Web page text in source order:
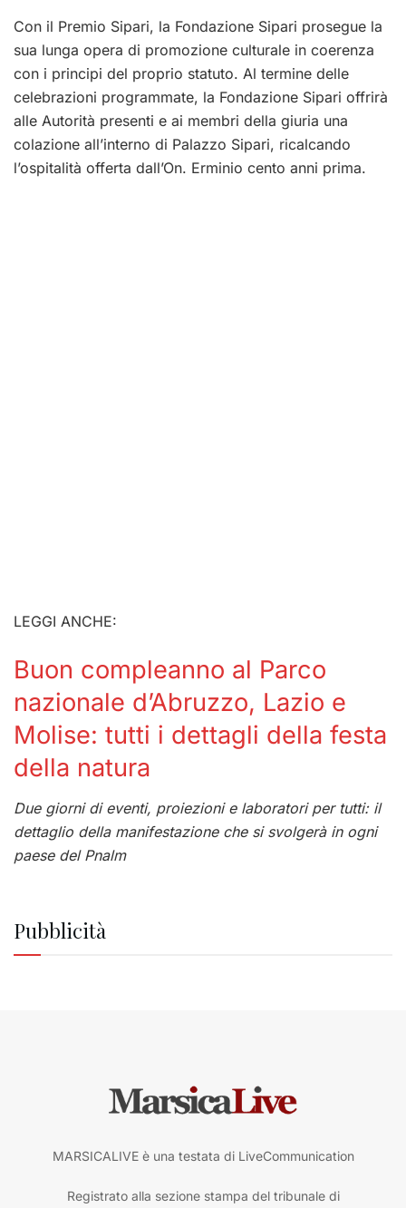
Con il Premio Sipari, la Fondazione Sipari prosegue la
sua lunga opera di promozione culturale in coerenza
con i principi del proprio statuto. Al termine delle
celebrazioni programmate, la Fondazione Sipari offrirà
alle Autorità presenti e ai membri della giuria una
colazione all’interno di Palazzo Sipari, ricalcando
l’ospitalità offerta dall’On. Erminio cento anni prima.
LEGGI ANCHE:
Buon compleanno al Parco
nazionale d’Abruzzo, Lazio e
Molise: tutti i dettagli della festa
della natura
Due giorni di eventi, proiezioni e laboratori per tutti: il
dettaglio della manifestazione che si svolgerà in ogni
paese del Pnalm
Pubblicità
MARSICALIVE è una testata di LiveCommunication
Registrato alla sezione stampa del tribunale di